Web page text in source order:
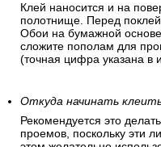
Клей наносится и на
полотнище. Перед
Обои на бумажной
сложите пополам для
(точная цифра указана в
Откуда начинать
Рекомендуется это
проемов, поскольку эти